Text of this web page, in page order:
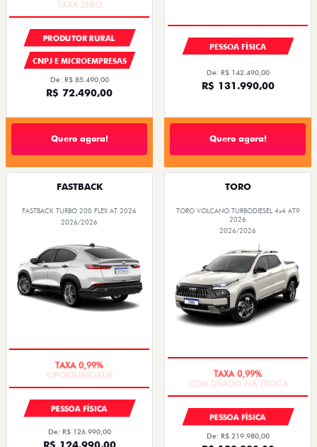
PRODUTOR RURAL
CNPJ E MICROEMPRESAS
De: R$ 85.490,00
R$ 72.490,00
Quero agora!
PESSOA FÍSICA
De: R$ 142.490,00
R$ 131.990,00
Quero agora!
FASTBACK
FASTBACK TURBO 200 FLEX AT 2026
2026/2026
PESSOA FÍSICA
De: R$ 126.990,00
R$ 124.990,00
TORO
TORO VOLCANO TURBODIESEL 4x4 AT9
2026
2026/2026
PESSOA FÍSICA
De: R$ 219.980,00